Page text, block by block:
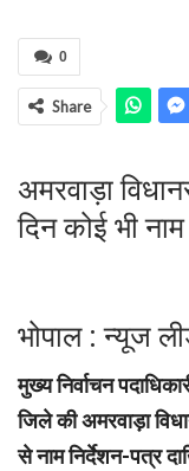
0
Share
अमरवाड़ा
दिन कोई भी
भोपाल : न्यूज
मुख्य निर्वाचन
जिले की अमरवाड़ा
से नाम निर्देशन-पत्र